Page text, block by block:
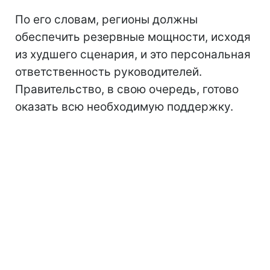
По его словам, регионы должны
обеспечить резервные мощности, исходя
из худшего сценария, и это персональная
ответственность руководителей.
Правительство, в свою очередь, готово
оказать всю необходимую поддержку.